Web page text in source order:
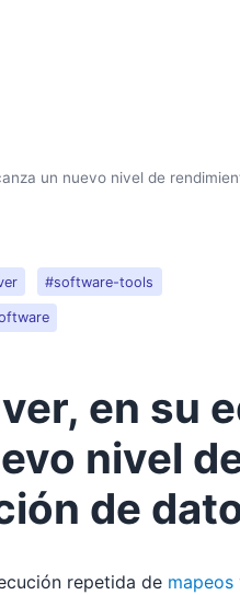
un nuevo nivel de
#software-tools
en su
nivel
de
repetida de